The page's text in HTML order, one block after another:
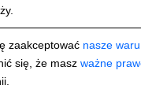
zaakceptować nasze
się, że masz ważne